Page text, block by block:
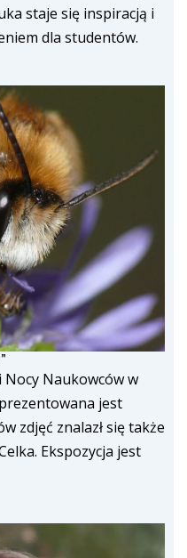
staje się inspiracją i
dla studentów.
Naukowców w
jest
zdjęć znalazł się także
Ekspozycja jest